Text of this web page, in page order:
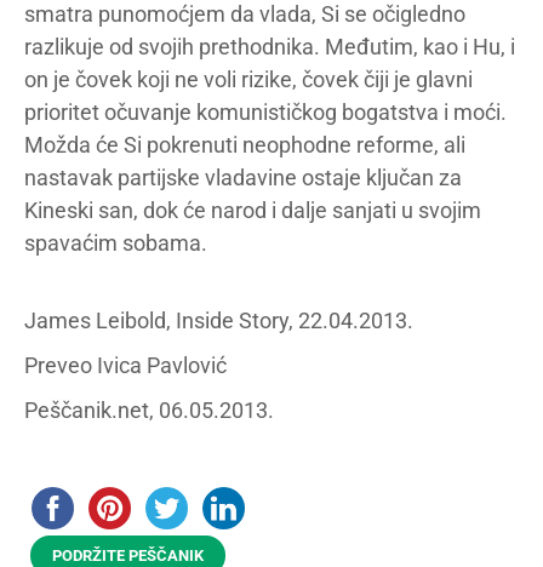
smatra punomoćjem da vlada, Si se očigledno
razlikuje od svojih prethodnika. Međutim, kao i Hu, i
on je čovek koji ne voli rizike, čovek čiji je glavni
prioritet očuvanje komunističkog bogatstva i moći.
Možda će Si pokrenuti neophodne reforme, ali
nastavak partijske vladavine ostaje ključan za
Kineski san, dok će narod i dalje sanjati u svojim
spavaćim sobama.
James Leibold, Inside Story, 22.04.2013.
Preveo Ivica Pavlović
Peščanik.net, 06.05.2013.
PODRŽITE PEŠČANIK